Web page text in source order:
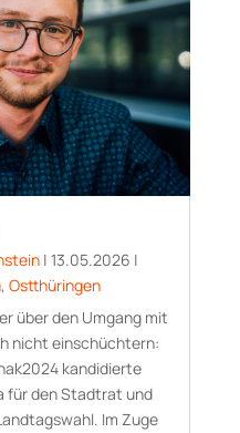
| 13.05.2026 |
, Ostthüringen
über den Umgang mit
nicht einschüchtern:
kandidierte
für den Stadtrat und
Im Zuge